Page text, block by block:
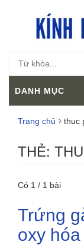
DANH MỤC
Trang chủ thuc
THẺ:
Có 1 / 1 bài
Trứng
oxy